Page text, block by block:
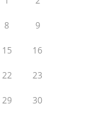
8 9
15 16
22 23
29 30